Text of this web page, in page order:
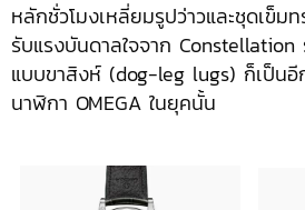
หลักชั่วโมงเหลี่ยมรูปว่าวและชุดเข็ม
รับแรงบันดาลใจจาก
แบบขาสิงห์ (dog-leg lugs) ก็เป็น
นาฬิกา OMEGA ในยุคนั้น